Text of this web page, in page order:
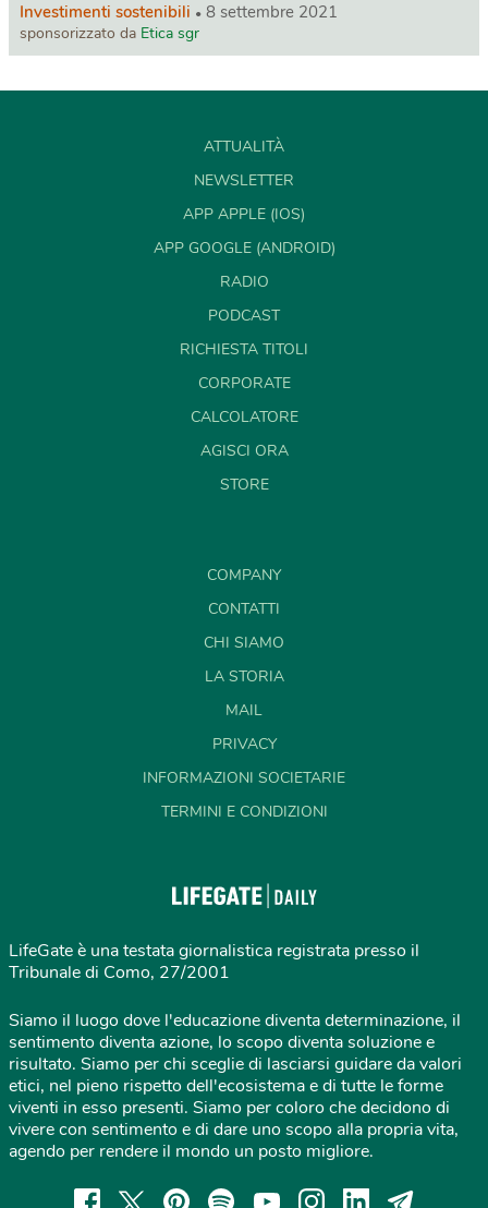
Investimenti sostenibili 8 settembre 2021
sponsorizzato da Etica sgr
ATTUALITÀ
NEWSLETTER
APP APPLE (IOS)
APP GOOGLE (ANDROID)
RADIO
PODCAST
RICHIESTA TITOLI
CORPORATE
CALCOLATORE
AGISCI ORA
STORE
COMPANY
CONTATTI
CHI SIAMO
LA STORIA
MAIL
PRIVACY
INFORMAZIONI SOCIETARIE
TERMINI E CONDIZIONI
LifeGate è una testata giornalistica registrata presso il
Tribunale di Como, 27/2001
Siamo il luogo dove l'educazione diventa determinazione, il
sentimento diventa azione, lo scopo diventa soluzione e
risultato. Siamo per chi sceglie di lasciarsi guidare da valori
etici, nel pieno rispetto dell'ecosistema e di tutte le forme
viventi in esso presenti. Siamo per coloro che decidono di
vivere con sentimento e di dare uno scopo alla propria vita,
agendo per rendere il mondo un posto migliore.